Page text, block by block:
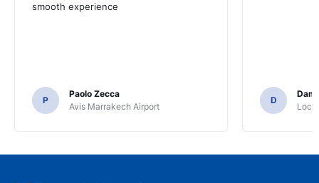
smooth experience
P
Paolo Zecca
Avis Marrakech Airport
D